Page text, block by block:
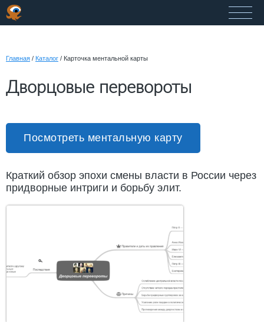
Главная / Каталог / Карточка ментальной карты
Дворцовые перевороты
Посмотреть ментальную карту
Краткий обзор эпохи смены власти в России через
придворные интриги и борьбу элит.